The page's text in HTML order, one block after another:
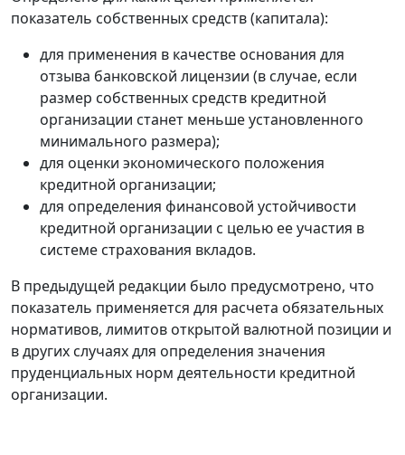
показатель собственных средств (капитала):
для применения в качестве основания для
отзыва банковской лицензии (в случае, если
размер собственных средств кредитной
организации станет меньше установленного
минимального размера);
для оценки экономического положения
кредитной организации;
для определения финансовой устойчивости
кредитной организации с целью ее участия в
системе страхования вкладов.
В предыдущей редакции было предусмотрено, что
показатель применяется для расчета обязательных
нормативов, лимитов открытой валютной позиции и
в других случаях для определения значения
пруденциальных норм деятельности кредитной
организации.